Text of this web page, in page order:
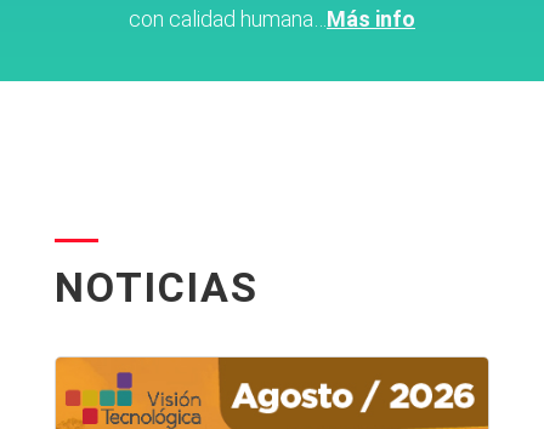
con calidad humana…Más info
NOTICIAS